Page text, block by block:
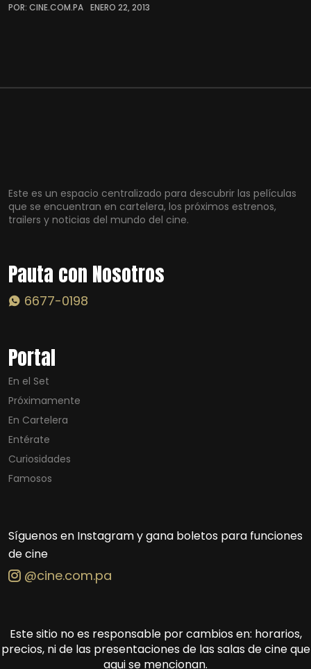
POR: CINE.COM.PA ENERO 22, 2013
Este es un espacio centralizado para descubrir las películas
que se encuentran en cartelera, los próximos estrenos,
trailers y noticias del mundo del cine.
Pauta con Nosotros
6677-0198
Portal
En el Set
Próximamente
En Cartelera
Entérate
Curiosidades
Famosos
Síguenos en Instagram y gana boletos para funciones
de cine
@cine.com.pa
Este sitio no es responsable por cambios en: horarios,
precios, ni de las presentaciones de las salas de cine que
aqui se mencionan.